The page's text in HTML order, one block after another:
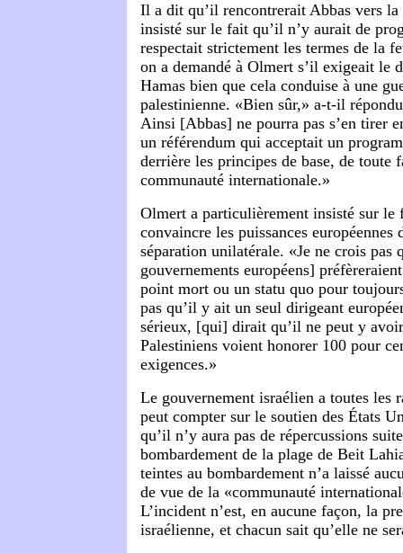
Il a dit qu’il rencontrerait Abbas vers
insisté sur le fait qu’il n’y aurait de
respectait strictement les termes de la
on a demandé à Olmert s’il exigeait le
Hamas bien que cela conduise à une
palestinienne. «Bien sûr,» a-t-il
Ainsi [Abbas] ne pourra pas s’en tirer
un référendum qui acceptait un
derrière les principes de base, de toute
communauté internationale.»
Olmert a particulièrement insisté sur le
convaincre les puissances européennes
séparation unilatérale. «Je ne crois pas
gouvernements européens]
point mort ou un statu quo pour
pas qu’il y ait un seul dirigeant
sérieux, [qui] dirait qu’il ne peut y
Palestiniens voient honorer 100 pour
exigences.»
Le gouvernement israélien a toutes les
peut compter sur le soutien des États
qu’il n’y aura pas de répercussions
bombardement de la plage de Beit
teintes au bombardement n’a laissé
de vue de la «communauté
L’incident n’est, en aucune façon, la
israélienne, et chacun sait qu’elle ne